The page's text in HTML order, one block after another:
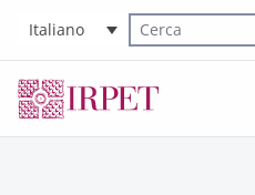
Italiano
Cerca nel sito